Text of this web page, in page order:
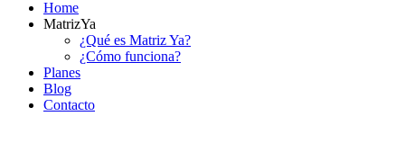
Home
MatrizYa
¿Qué es Matriz Ya?
¿Cómo funciona?
Planes
Blog
Contacto